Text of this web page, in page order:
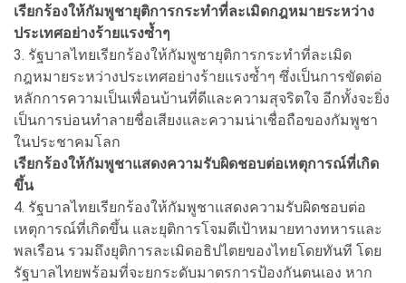
เรียกร้องให้กัมพูชายุติการกระทำที่ละเมิดกฎหมายระหว่าง
ประเทศอย่างร้ายแรงซ้ำๆ
3. รัฐบาลไทยเรียกร้องให้กัมพูชายุติการกระทำที่ละเมิด
กฎหมายระหว่างประเทศอย่างร้ายแรงซ้ำๆ ซึ่งเป็นการขัดต่อ
หลักการความเป็นเพื่อนบ้านที่ดีและความสุจริตใจ อีกทั้งจะยิ่ง
เป็นการบ่อนทำลายชื่อเสียงและความน่าเชื่อถือของกัมพูชา
ในประชาคมโลก
เรียกร้องให้กัมพูชาแสดงความรับผิดชอบต่อเหตุการณ์ที่เกิด
ขึ้น
4. รัฐบาลไทยเรียกร้องให้กัมพูชาแสดงความรับผิดชอบต่อ
เหตุการณ์ที่เกิดขึ้น และยุติการโจมตีเป้าหมายทางทหารและ
พลเรือน รวมถึงยุติการละเมิดอธิปไตยของไทยโดยทันที โดย
รัฐบาลไทยพร้อมที่จะยกระดับมาตรการป้องกันตนเอง หาก